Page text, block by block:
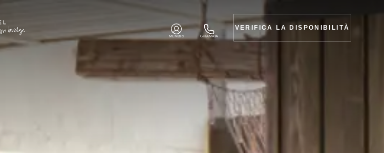
MEMBRI CHIAMATA
VERIFICA LA DISPONIBILITÀ